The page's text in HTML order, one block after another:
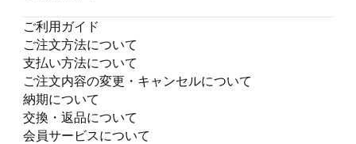
ご利用ガイド
ご注文方法について
支払い方法について
ご注文内容の変更・キャンセルについて
納期について
交換・返品について
会員サービスについて